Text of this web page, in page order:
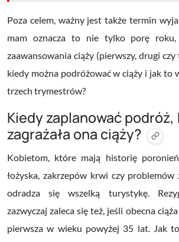
Poza celem, ważny jest także termin
mam oznacza to nie tylko porę
zaawansowania ciąży (pierwszy, drugi
kiedy można podróżować w ciąży i jak to
trzech trymestrów?
Kiedy zaplanować podróż,
zagrażała ona ciąży?
Kobietom, które mają historię
łożyska, zakrzepów krwi czy problemów
odradza się wszelką turystykę.
zazwyczaj zaleca się też, jeśli obecna
pierwsza w wieku powyżej 35 lat. Jak